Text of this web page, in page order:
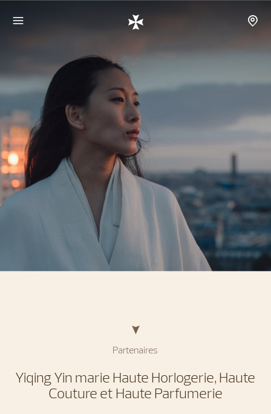
Partenaires
Yiqing Yin marie Haute Horlogerie, Haute
Couture et Haute Parfumerie